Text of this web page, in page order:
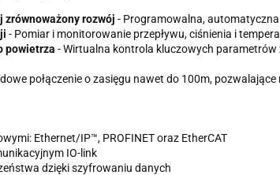
zrównoważony rozwój - Programowalna,
- Pomiar i monitorowanie przepływu, ciśnienia i
powietrza - Wirtualna kontrola kluczowych
połączenie o zasięgu nawet do 100m,
Ethernet/IP™, PROFINET oraz EtherCAT
IO-link
dzięki szyfrowaniu danych